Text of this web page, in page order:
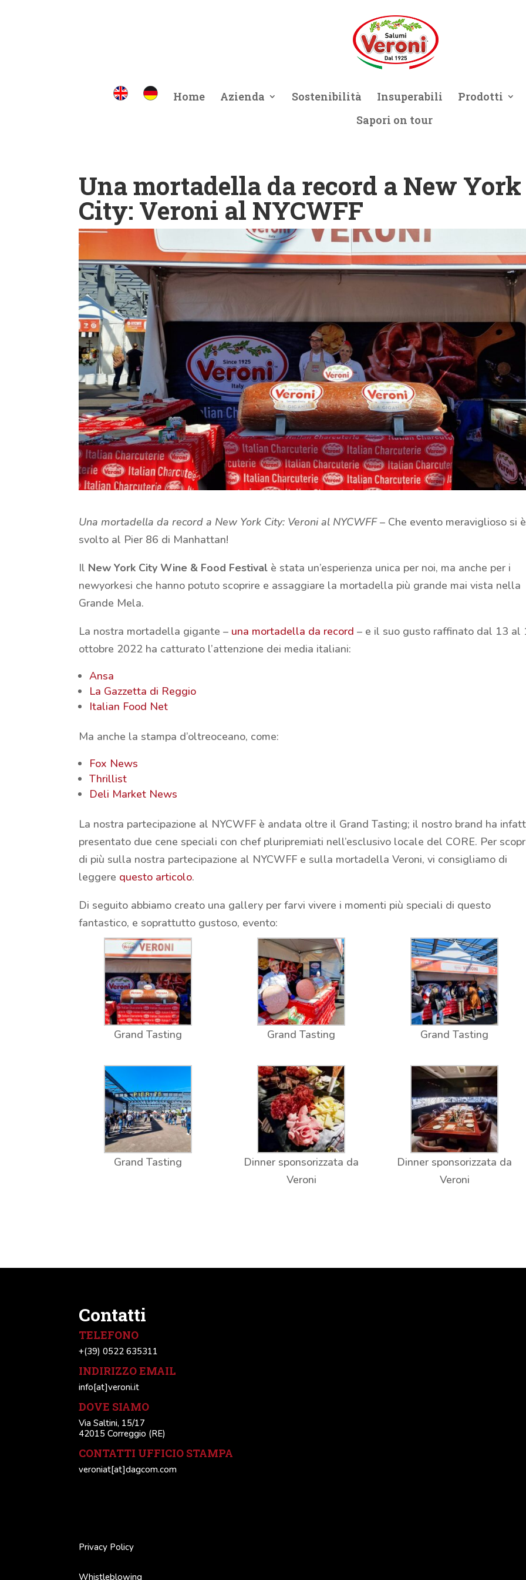
Home Azienda Sostenibilità Insuperabili
Prodotti
Sapori on tour
Una mortadella da record a New York
City: Veroni al NYCWFF
Una mortadella da record a New York City: Veroni al NYCWFF– Che evento meraviglioso si è
svolto al Pier 86 di Manhattan!
Il New York City Wine & Food Festival è stata un’esperienza unica per noi, ma anche per i
newyorkesi che hanno potuto scoprire e assaggiare la mortadella più grande mai vista nella
Grande Mela.
La nostra mortadella gigante – una mortadella da record – e il suo gusto raffinato dal 13 al
ottobre 2022 ha catturato l’attenzione dei media italiani:
Ansa
La Gazzetta di Reggio
Italian Food Net
Ma anche la stampa d’oltreoceano, come:
Fox News
Thrillist
Deli Market News
La nostra partecipazione al NYCWFF è andata oltre il Grand Tasting; il nostro brand ha
presentato due cene speciali con chef pluripremiati nell’esclusivo locale del CORE. Per
di più sulla nostra partecipazione al NYCWFF e sulla mortadella Veroni, vi consigliamo di
leggere questo articolo.
Di seguito abbiamo creato una gallery per farvi vivere i momenti più speciali di questo
fantastico, e soprattutto gustoso, evento:
Grand Tasting Grand Tasting Grand Tasting
Grand Tasting
Dinner sponsorizzata da
Veroni
Dinner sponsorizzata da
Veroni
Contatti
TELEFONO
+(39) 0522 635311
INDIRIZZO EMAIL
info[at]veroni.it
DOVE SIAMO
Via Saltini, 15/17
42015 Correggio (RE)
CONTATTI UFFICIO STAMPA
veroniat[at]dagcom.com
Privacy Policy
Whistleblowing